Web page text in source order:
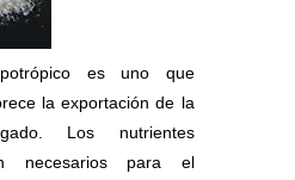
es uno que
la exportación de la
Los nutrientes
necesarios para el